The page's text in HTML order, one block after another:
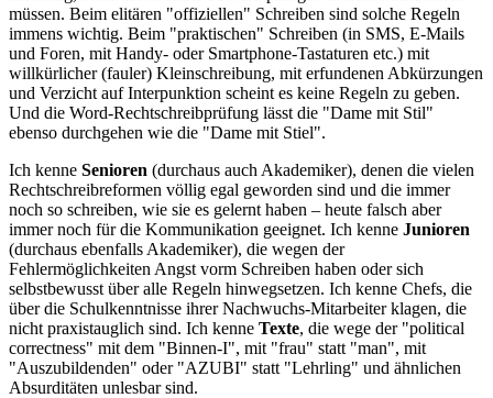
müssen. Beim elitären "offiziellen" Schreiben sind solche Regeln
immens wichtig. Beim "praktischen" Schreiben (in SMS, E-Mails
und Foren, mit Handy- oder Smartphone-Tastaturen etc.) mit
willkürlicher (fauler) Kleinschreibung, mit erfundenen Abkürzungen
und Verzicht auf Interpunktion scheint es keine Regeln zu geben.
Und die Word-Rechtschreibprüfung lässt die "Dame mit Stil"
ebenso durchgehen wie die "Dame mit Stiel".
Ich kenne Senioren (durchaus auch Akademiker), denen die vielen
Rechtschreibreformen völlig egal geworden sind und die immer
noch so schreiben, wie sie es gelernt haben – heute falsch aber
immer noch für die Kommunikation geeignet. Ich kenne Junioren
(durchaus ebenfalls Akademiker), die wegen der
Fehlermöglichkeiten Angst vorm Schreiben haben oder sich
selbstbewusst über alle Regeln hinwegsetzen. Ich kenne Chefs, die
über die Schulkenntnisse ihrer Nachwuchs-Mitarbeiter klagen, die
nicht praxistauglich sind. Ich kenne Texte, die wege der "political
correctness" mit dem "Binnen-I", mit "frau" statt "man", mit
"Auszubildenden" oder "AZUBI" statt "Lehrling" und ähnlichen
Absurditäten unlesbar sind.